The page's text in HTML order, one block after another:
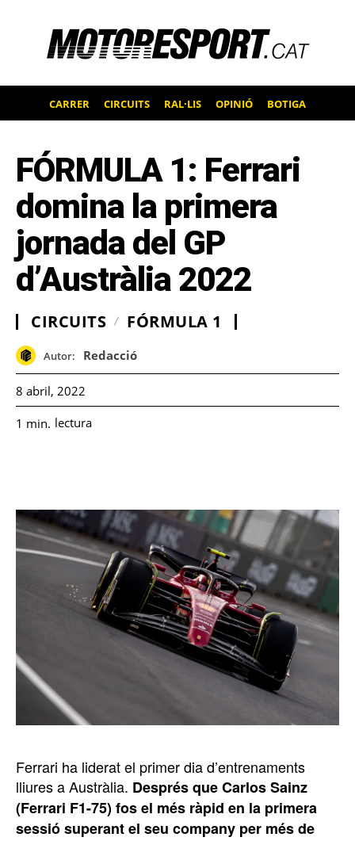
CARRER CIRCUITS RAL·LIS OPINIÓ BOTIGA
FÓRMULA 1: Ferrari
domina la primera
jornada del GP
d’Austràlia 2022
CIRCUITS FÓRMULA 1
Autor: Redacció
8 abril, 2022
1 min. lectura
Ferrari ha liderat el primer dia d’entrenaments
lliures a Austràlia. Després que Carlos Sainz
(Ferrari F1-75) fos el més ràpid en la primera
sessió superant el seu company per més de